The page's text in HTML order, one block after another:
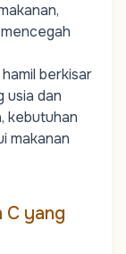
berkisar
usia dan
kebutuhan
makanan
C yang